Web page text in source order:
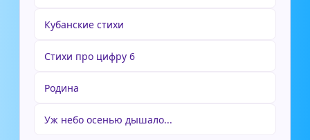
Кубанские стихи
Стихи про цифру 6
Родина
Уж небо осенью дышало...